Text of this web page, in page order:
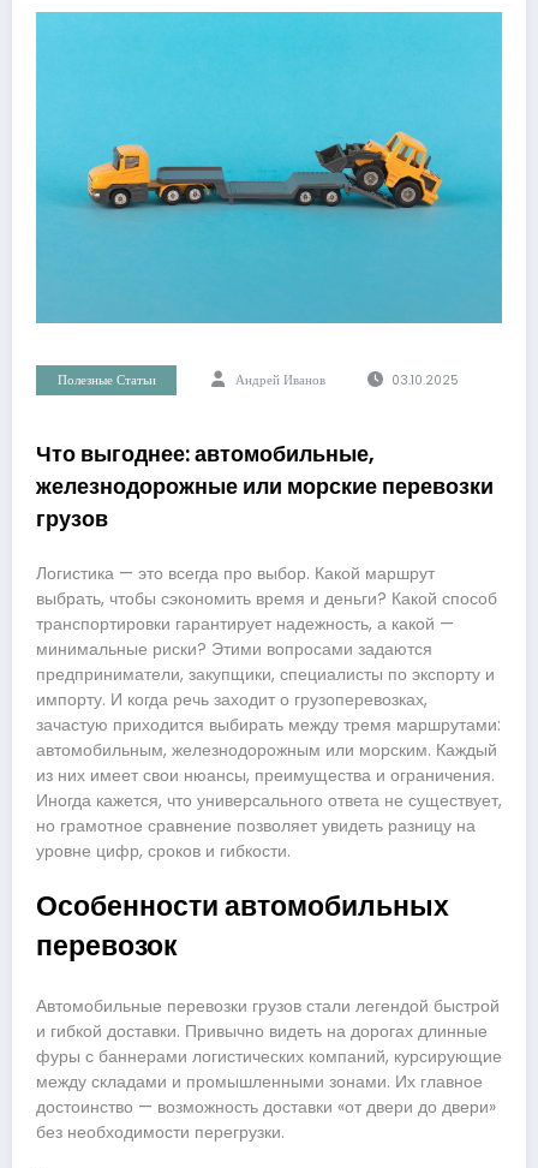
Полезные Статьи Андрей Иванов 03.10.2025
Что выгоднее: автомобильные,
железнодорожные или морские перевозки
грузов
Логистика — это всегда про выбор. Какой маршрут
выбрать, чтобы сэкономить время и деньги? Какой способ
транспортировки гарантирует надежность, а какой —
минимальные риски? Этими вопросами задаются
предприниматели, закупщики, специалисты по экспорту и
импорту. И когда речь заходит о грузоперевозках,
зачастую приходится выбирать между тремя маршрутами:
автомобильным, железнодорожным или морским. Каждый
из них имеет свои нюансы, преимущества и ограничения.
Иногда кажется, что универсального ответа не существует,
но грамотное сравнение позволяет увидеть разницу на
уровне цифр, сроков и гибкости.
Особенности автомобильных
перевозок
Автомобильные перевозки грузов стали легендой быстрой
и гибкой доставки. Привычно видеть на дорогах длинные
фуры с баннерами логистических компаний, курсирующие
между складами и промышленными зонами. Их главное
достоинство — возможность доставки «от двери до двери»
без необходимости перегрузки.